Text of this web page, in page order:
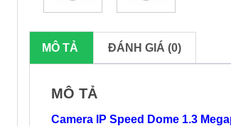
MÔ TẢ ĐÁNH GIÁ (0)
MÔ TẢ
Camera IP Speed Dome 1.3